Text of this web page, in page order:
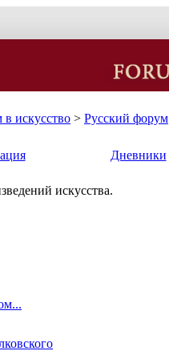
искусство > Русский форум
Дневники
искусства.